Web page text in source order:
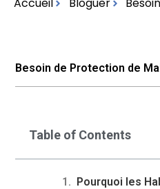
Besoin de Protection de
Table of Contents
Pourquoi les